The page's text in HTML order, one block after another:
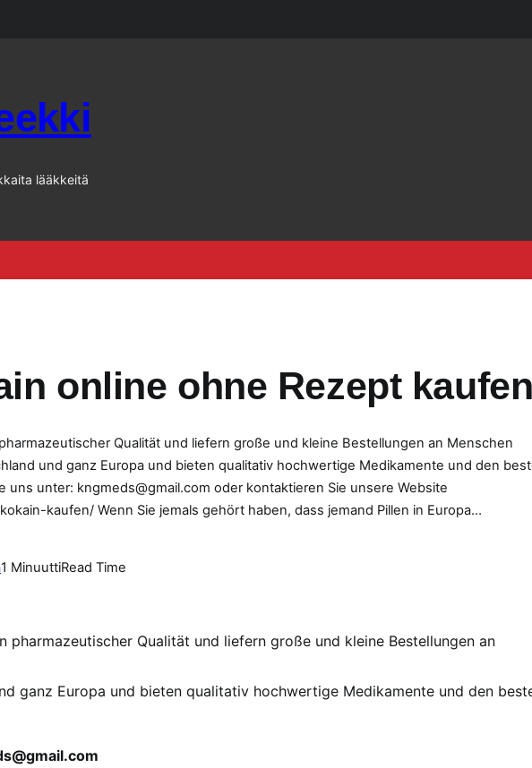
lääkkeitä
online ohne Rezept
Qualität und liefern große und kleine Bestellungen an Menschen
und ganz Europa und bieten qualitativ hochwertige Medikamente und den
uns unter: kngmeds@gmail.com oder kontaktieren Sie unsere Website
kaufen/ Wenn Sie jemals gehört haben, dass jemand Pillen in Europa…
a
e
1 MinuuttiRead Time
pharmazeutischer Qualität und liefern große und kleine Bestellungen an
ganz Europa und bieten qualitativ hochwertige Medikamente und den